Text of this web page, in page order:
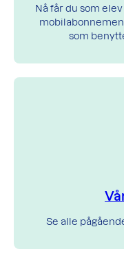
Nå får du som
som
Se alle